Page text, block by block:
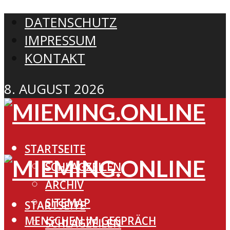
DATENSCHUTZ
IMPRESSUM
KONTAKT
8. AUGUST 2026
STARTSEITE
SCHLAGZEILEN
ARCHIV
SITEMAP
MENSCHEN IM GESPRÄCH
STARTSEITE
SCHLAGZEILEN